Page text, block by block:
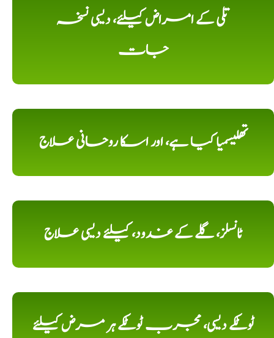
تلی کے امراض کیلئے، دیسی نسخہ
جات
تھلیسمیا کیا ہے، اور اسکا روحانی علاج
ٹانسلز، گلے کے غدود، کیلئے دیسی علاج
ٹوٹکے دیسی، مجرب ٹوٹکے ہر مرض کیلئے